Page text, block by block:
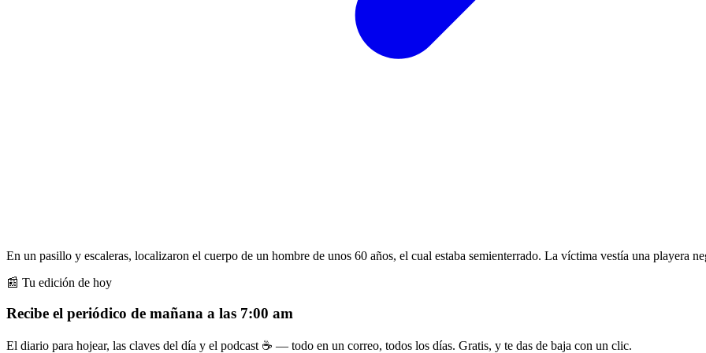
En un pasillo y escaleras, localizaron el cuerpo de un hombre de unos 60 años, el cual estaba semienterrado. La víctima vestía una playera
📰 Tu edición de hoy
Recibe el periódico de mañana a las 7:00 am
El diario para hojear, las claves del día y el podcast ☕ — todo en un correo, todos los días. Gratis, y te das de baja con un clic.